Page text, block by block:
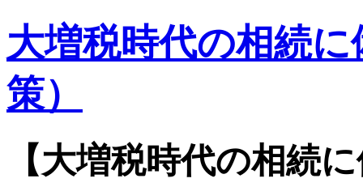
大増税時代の相続
策）
【大増税時代の相続